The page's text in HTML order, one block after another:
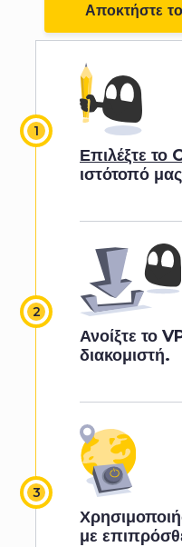
Αποκτήστε
Επιλέξτε
ιστότοπό
Ανοίξτε το
διακομιστή.
με